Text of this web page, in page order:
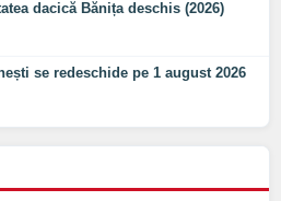
dacică Bănița deschis (2026)
se redeschide pe 1 august 2026